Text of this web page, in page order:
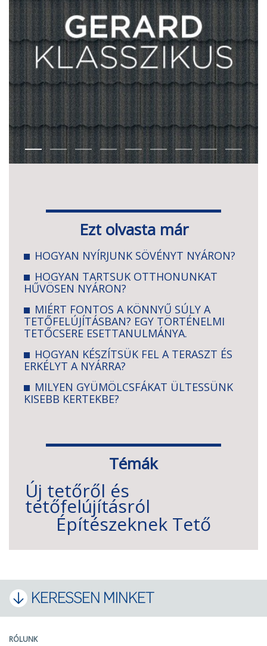
Ezt olvasta már
HOGYAN NYÍRJUNK SÖVÉNYT NYÁRON?
HOGYAN TARTSUK OTTHONUNKAT
HŰVÖSEN NYÁRON?
MIÉRT FONTOS A KÖNNYŰ SÚLY A
TETŐFELÚJÍTÁSBAN? EGY TÖRTÉNELMI
TETŐCSERE ESETTANULMÁNYA.
HOGYAN KÉSZÍTSÜK FEL A TERASZT ÉS
ERKÉLYT A NYÁRRA?
MILYEN GYÜMÖLCSFÁKAT ÜLTESSÜNK
KISEBB KERTEKBE?
Témák
Új tetőről és
tetőfelújításról
Építészeknek Tető
KERESSEN MINKET
RÓLUNK